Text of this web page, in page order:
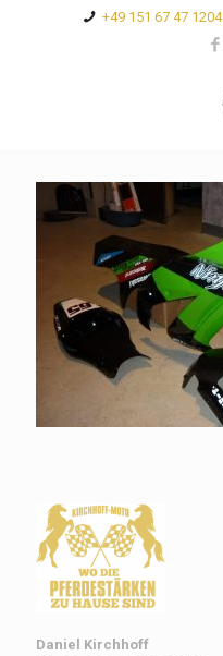
+49 151 67 47 1204
Daniel Kirchhoff